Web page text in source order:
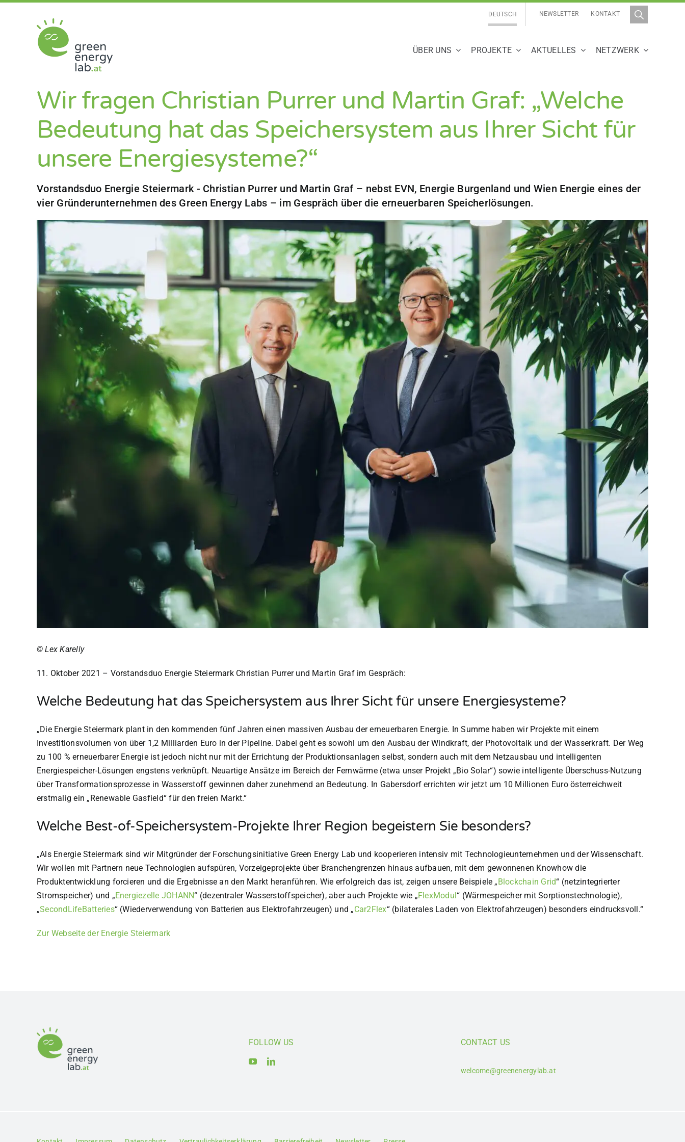
NEWSLETTER KONTAKT
DEUTSCH
ÜBER UNS PROJEKTE AKTUELLES NETZWERK
Wir fragen Christian Purrer und Martin Graf: „Welche
Bedeutung hat das Speichersystem aus Ihrer Sicht für
unsere Energiesysteme?“
Vorstandsduo Energie Steiermark - Christian Purrer und Martin Graf – nebst EVN, Energie Burgenland und Wien Energie eines der
vier Gründerunternehmen des Green Energy Labs – im Gespräch über die erneuerbaren Speicherlösungen.
© Lex Karelly
11. Oktober 2021 – Vorstandsduo Energie Steiermark Christian Purrer und Martin Graf im Gespräch:
Welche Bedeutung hat das Speichersystem aus Ihrer Sicht für unsere Energiesysteme?
„Die Energie Steiermark plant in den kommenden fünf Jahren einen massiven Ausbau der erneuerbaren Energie. In Summe haben wir Projekte mit einem
Investitionsvolumen von über 1,2 Milliarden Euro in der Pipeline. Dabei geht es sowohl um den Ausbau der Windkraft, der Photovoltaik und der Wasserkraft. Der Weg
zu 100 % erneuerbarer Energie ist jedoch nicht nur mit der Errichtung der Produktionsanlagen selbst, sondern auch mit dem Netzausbau und intelligenten
Energiespeicher-Lösungen engstens verknüpft. Neuartige Ansätze im Bereich der Fernwärme (etwa unser Projekt „Bio Solar“) sowie intelligente Überschuss-Nutzung
über Transformationsprozesse in Wasserstoff gewinnen daher zunehmend an Bedeutung. In Gabersdorf errichten wir jetzt um 10 Millionen Euro österreichweit
erstmalig ein „Renewable Gasfield“ für den freien Markt.“
Welche Best-of-Speichersystem-Projekte Ihrer Region begeistern Sie besonders?
„Als Energie Steiermark sind wir Mitgründer der Forschungsinitiative Green Energy Lab und kooperieren intensiv mit Technologieunternehmen und der Wissenschaft.
Wir wollen mit Partnern neue Technologien aufspüren, Vorzeigeprojekte über Branchengrenzen hinaus aufbauen, mit dem gewonnenen Knowhow die
Produktentwicklung forcieren und die Ergebnisse an den Markt heranführen. Wie erfolgreich das ist, zeigen unsere Beispiele „ Blockchain Grid“ (netzintegrierter
Stromspeicher) und „Energiezelle JOHANN“ (dezentraler Wasserstoffspeicher), aber auch Projekte wie „FlexModul“ (Wärmespeicher mit Sorptionstechnologie),
„SecondLifeBatteries“ (Wiederverwendung von Batterien aus Elektrofahrzeugen) und „Car2Flex“(bilaterales Laden von Elektrofahrzeugen) besonders eindrucksvoll.“
Zur Webseite der Energie Steiermark
FOLLOW US CONTACT US
welcome@greenenergylab.at